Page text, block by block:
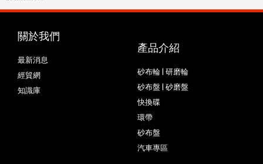
關於我們
最新消息
經貿網
知識庫
產品介紹
砂布輪 | 研磨輪
砂布盤 | 砂磨盤
快換碟
環帶
砂布盤
汽車專區